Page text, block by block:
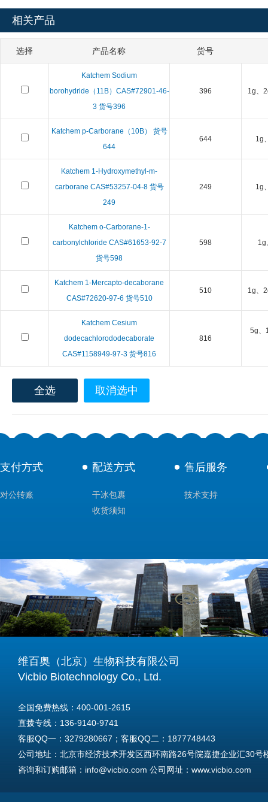
相关产品
选择 产品名称 货号
Katchem Sodium
borohydride（11B）CAS#72901-46-
3 货号396
396 1g、
Katchem p-Carborane（10B） 货号
644
644 1g
Katchem 1-Hydroxymethyl-m-
carborane CAS#53257-04-8 货号
249
249 1g
Katchem o-Carborane-1-
carbonylchloride CAS#61653-92-7
货号598
598 1g
Katchem 1-Mercapto-decaborane
CAS#72620-97-6 货号510
510 1g、
Katchem Cesium
dodecachlorododecaborate
CAS#1158949-97-3 货号816
816
5g、
全选 取消选中
支付方式
对公转账
配送方式
干冰包裹
收货须知
售后服务
技术支持
维百奥（北京）生物科技有限公司
Vicbio Biotechnology Co., Ltd.
全国免费热线：400-001-2615
直拨专线：136-9140-9741
客服QQ一：3279280667；客服QQ二：1877748443
公司地址：北京市经济技术开发区西环南路26号院嘉捷企业汇30号
咨询和订购邮箱：info@vicbio.com 公司网址：www.vicbio.com